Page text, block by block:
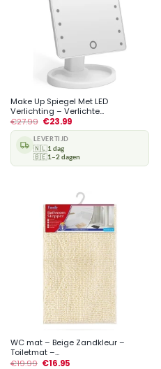
Make Up Spiegel Met LED
Verlichting – Verlichte...
€27.99 €23.99
LEVERTIJD
🇳🇱1 dag
🇧🇪1–2 dagen
WC mat – Beige Zandkleur –
Toiletmat –...
€19.99 €16.95